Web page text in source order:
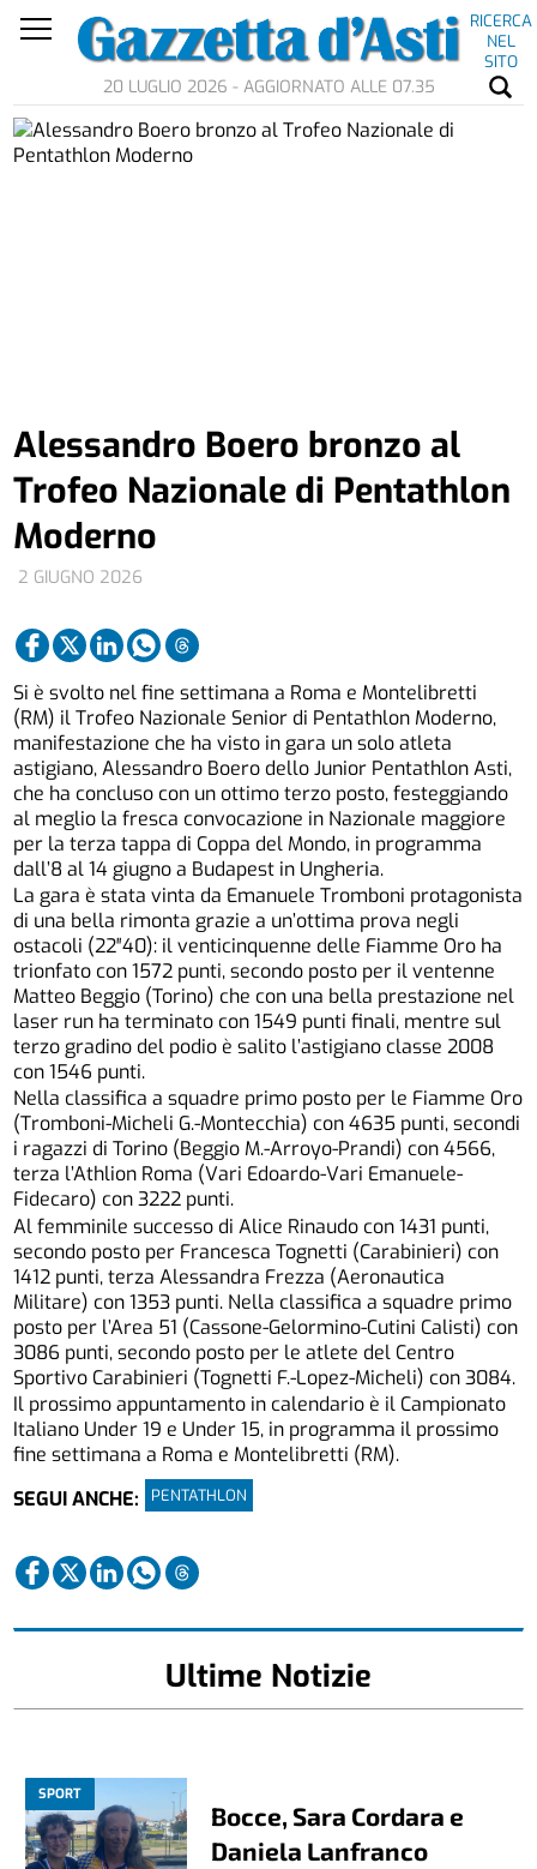
RICERCA
NEL
SITO
20 LUGLIO 2026 - AGGIORNATO ALLE 07.35
2 GIUGNO 2026
Alessandro Boero bronzo al
Trofeo Nazionale di Pentathlon
Moderno
Si è svolto nel fine settimana a Roma e Montelibretti
(RM) il Trofeo Nazionale Senior di Pentathlon Moderno,
manifestazione che ha visto in gara un solo atleta
astigiano, Alessandro Boero dello Junior Pentathlon Asti,
che ha concluso con un ottimo terzo posto, festeggiando
al meglio la fresca convocazione in Nazionale maggiore
per la terza tappa di Coppa del Mondo, in programma
dall’8 al 14 giugno a Budapest in Ungheria.
La gara è stata vinta da Emanuele Tromboni protagonista
di una bella rimonta grazie a un’ottima prova negli
ostacoli (22″40): il venticinquenne delle Fiamme Oro ha
trionfato con 1572 punti, secondo posto per il ventenne
Matteo Beggio (Torino) che con una bella prestazione nel
laser run ha terminato con 1549 punti finali, mentre sul
terzo gradino del podio è salito l’astigiano classe 2008
con 1546 punti.
Nella classifica a squadre primo posto per le Fiamme Oro
(Tromboni-Micheli G.-Montecchia) con 4635 punti, secondi
i ragazzi di Torino (Beggio M.-Arroyo-Prandi) con 4566,
terza l’Athlion Roma (Vari Edoardo-Vari Emanuele-
Fidecaro) con 3222 punti.
Al femminile successo di Alice Rinaudo con 1431 punti,
secondo posto per Francesca Tognetti (Carabinieri) con
1412 punti, terza Alessandra Frezza (Aeronautica
Militare) con 1353 punti. Nella classifica a squadre primo
posto per l’Area 51 (Cassone-Gelormino-Cutini Calisti) con
3086 punti, secondo posto per le atlete del Centro
Sportivo Carabinieri (Tognetti F.-Lopez-Micheli) con 3084.
Il prossimo appuntamento in calendario è il Campionato
Italiano Under 19 e Under 15, in programma il prossimo
fine settimana a Roma e Montelibretti (RM).
SEGUI ANCHE:
PENTATHLON
Ultime Notizie
SPORT
Bocce, Sara Cordara e
Daniela Lanfranco